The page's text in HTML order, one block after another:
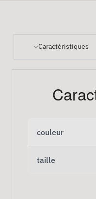
Caractéristiques
couleur
taille